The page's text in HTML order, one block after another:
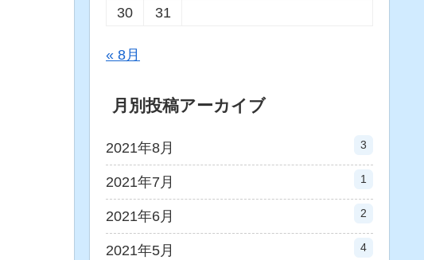
30
31
« 8月
月別投稿アーカイブ
2021年8月 3
2021年7月 1
2021年6月 2
2021年5月 4